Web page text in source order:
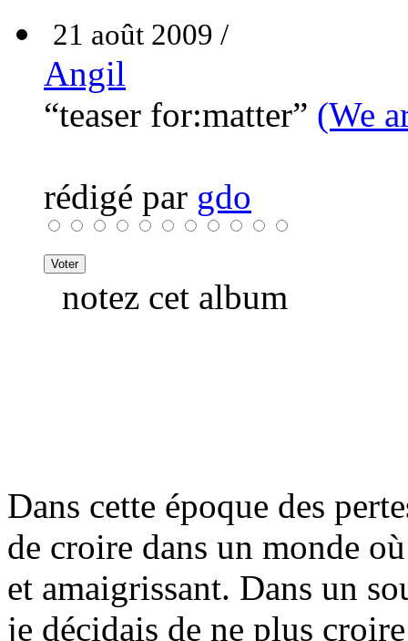
21 août 2009 /
Angil
“teaser for:matter” (We
rédigé par gdo
notez cet album
Dans cette époque des
de croire dans un monde
et amaigrissant. Dans un
je décidais de ne plus